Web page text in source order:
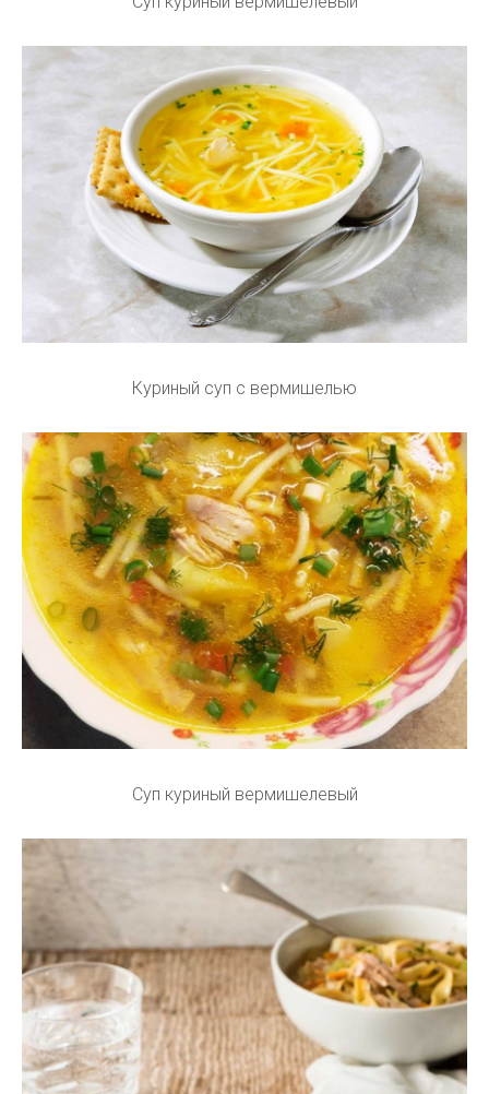
Куриный суп с вермишелью
Суп куриный вермишелевый